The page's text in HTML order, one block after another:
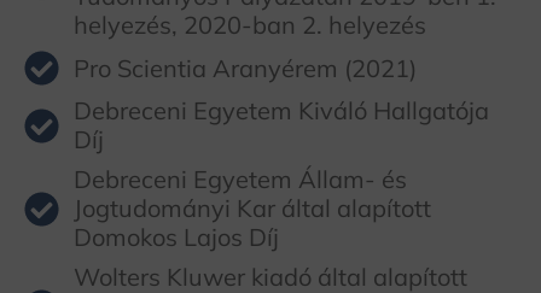
helyezés, 2020-ban 2. helyezés
Pro Scientia Aranyérem (2021)
Debreceni Egyetem Kiváló Hallgatója
Díj
Debreceni Egyetem Állam- és
Jogtudományi Kar által alapított
Domokos Lajos Díj
Wolters Kluwer kiadó által alapított